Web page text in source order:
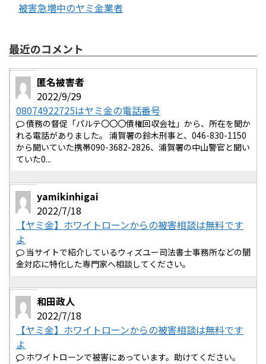
被害急増中のヤミ金業者
最近のコメント
匿名被害者
2022/9/29
08074922725はヤミ金の電話番号
債務の督促「パルテ〇〇〇債権回収会社」から、所在を聞か
れる電話がありました。 浦賀署の鈴木刑事と、046-830-1150
から聞いていた携帯090-3682-2826、浦賀署の中山警官と聞い
ていた0...
yamikinhigai
2022/7/18
【ヤミ金】ホワイトローンからの被害相談は無料です
よ
当サイトで紹介しているウィズユー司法書士事務所などの闇
金対応に特化した専門家へ相談してください。
和田政人
2022/7/18
【ヤミ金】ホワイトローンからの被害相談は無料です
よ
ホワイトローンで被害にあっています。助けてください。